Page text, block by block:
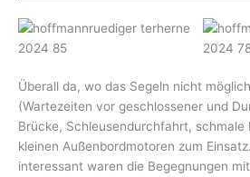
Überall da, wo das Segeln nicht
(Wartezeiten vor geschlossener und
Brücke, Schleusendurchfahrt, schmale
kleinen Außenbordmotoren zum
interessant waren die Begegnungen